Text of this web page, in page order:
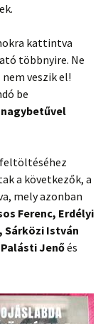
kattintva
többnyire. Ne
veszik el!
be
a következők, a
mely azonban
Ferenc, Erdélyi
Sárközi István
Palásti Jenőés